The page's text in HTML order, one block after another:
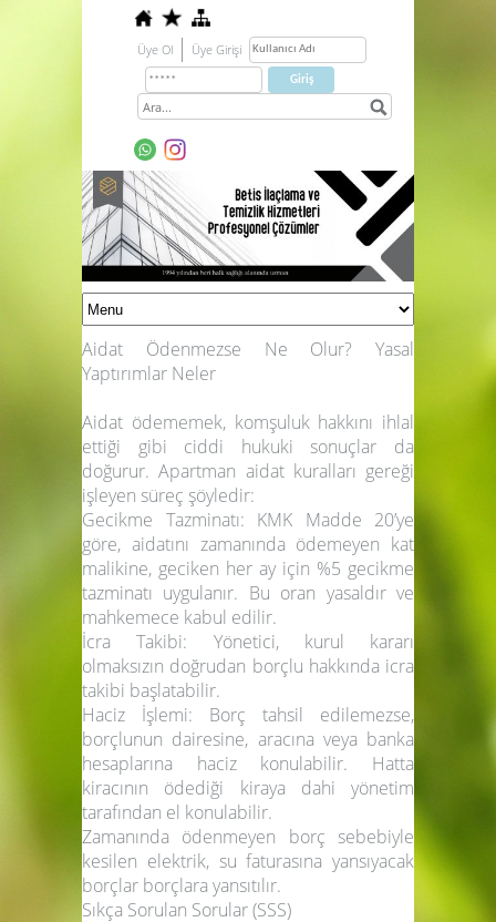
Üye Ol Üye Girişi
Aidat Ödenmezse Ne Olur? Yasal
Yaptırımlar Neler
Aidat ödememek, komşuluk hakkını ihlal
ettiği gibi ciddi hukuki sonuçlar da
doğurur.Apartman aidat kuralları gereği
işleyen süreç şöyledir:
Gecikme Tazminatı: KMK Madde 20’ye
göre, aidatını zamanında ödemeyen kat
malikine, geciken her ay için %5 gecikme
tazminatı uygulanır. Bu oran yasaldır ve
mahkemece kabul edilir.
İcra Takibi: Yönetici, kurul kararı
olmaksızın doğrudan borçlu hakkında icra
takibi başlatabilir.
Haciz İşlemi: Borç tahsil edilemezse,
borçlunun dairesine, aracına veya banka
hesaplarına haciz konulabilir. Hatta
kiracının ödediği kiraya dahi yönetim
tarafından el konulabilir.
Zamanında ödenmeyen borç sebebiyle
kesilen elektrik, su faturasına yansıyacak
borçlar borçlara yansıtılır.
Sıkça Sorulan Sorular (SSS)